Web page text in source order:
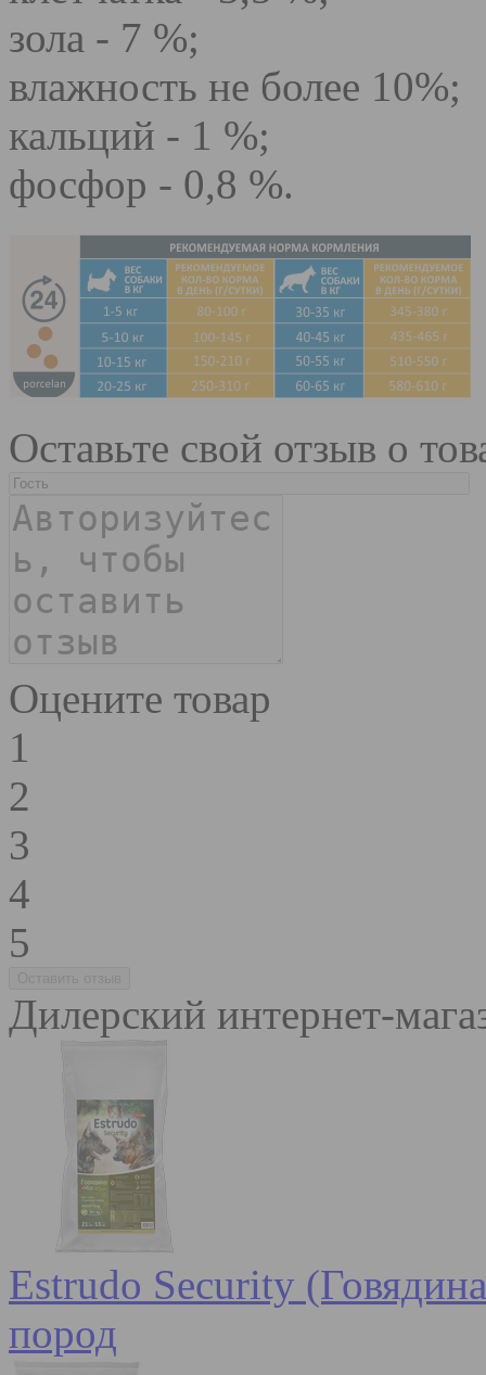
зола - 7 %;
влажность не более 10%;
кальций - 1 %;
фосфор - 0,8 %.
Оставьте свой отзыв о
Оцените товар
1
2
3
4
5
Дилерский интернет-
Estrudo Security
пород